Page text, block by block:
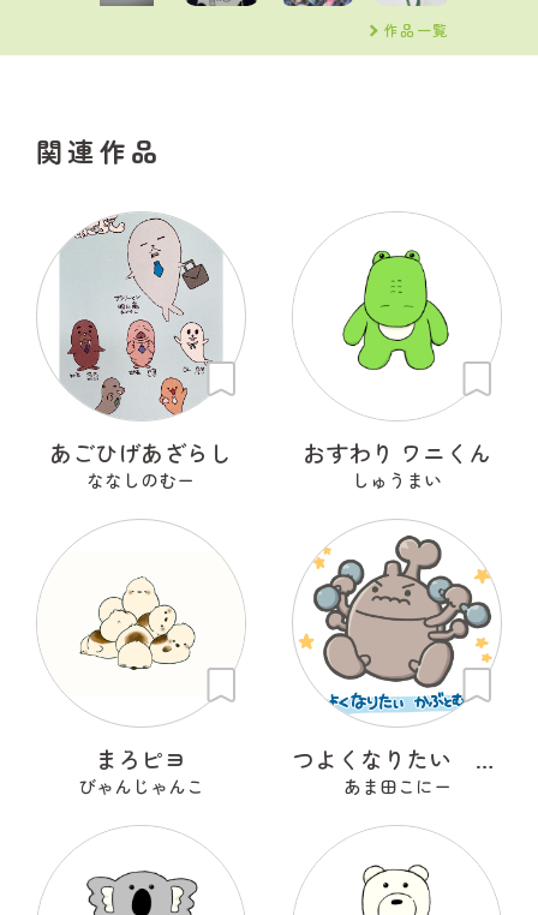
作品一覧
関連作品
あごひげあざらし
ななしのむー
おすわり ワニくん
しゅうまい
まろピヨ
びゃんじゃんこ
つよくなりたい かぶとむし
あま田こにー